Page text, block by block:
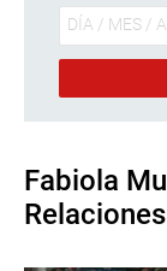
Fabiola